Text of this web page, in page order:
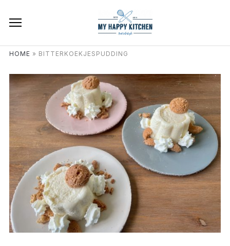
HOME » BITTERKOEKJESPUDDING